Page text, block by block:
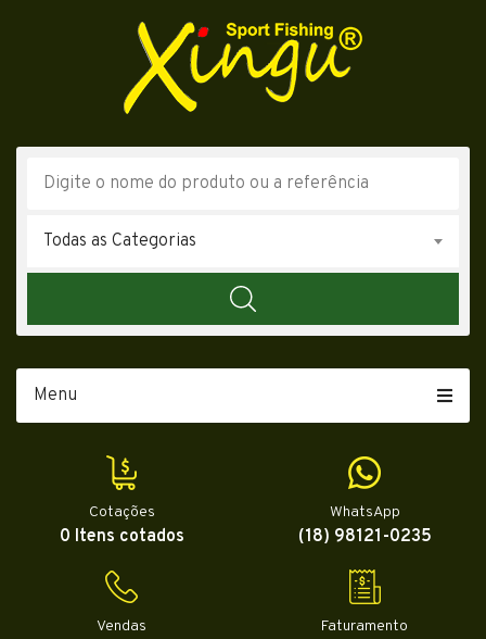
Todas as Categorias
Menu
Cotações
0 Itens cotados
WhatsApp
(18) 98121-0235
Vendas Faturamento